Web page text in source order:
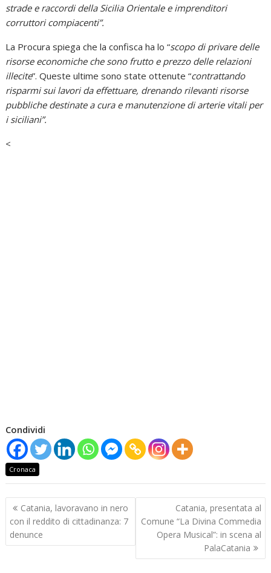
strade e raccordi della Sicilia Orientale e imprenditori
corruttori compiacenti”.
La Procura spiega che la confisca ha lo “scopo di privare delle
risorse economiche che sono frutto e prezzo delle relazioni
illecite”. Queste ultime sono state ottenute “contrattando
risparmi sui lavori da effettuare, drenando rilevanti risorse
pubbliche destinate a cura e manutenzione di arterie vitali per
i siciliani”.
<
Condividi
Cronaca
Navigazione
articoli
Catania, lavoravano in nero
con il reddito di cittadinanza: 7
denunce
Catania, presentata al
Comune “La Divina Commedia
Opera Musical”: in scena al
PalaCatania